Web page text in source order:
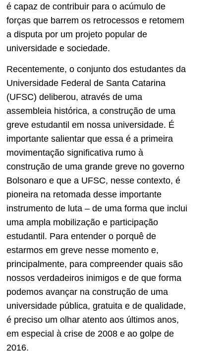
é capaz de contribuir para o acúmulo de
forças que barrem os retrocessos e retomem
a disputa por um projeto popular de
universidade e sociedade.
Recentemente, o conjunto dos estudantes da
Universidade Federal de Santa Catarina
(UFSC) deliberou, através de uma
assembleia histórica, a construção de uma
greve estudantil em nossa universidade. É
importante salientar que essa é a primeira
movimentação significativa rumo à
construção de uma grande greve no governo
Bolsonaro e que a UFSC, nesse contexto, é
pioneira na retomada desse importante
instrumento de luta – de uma forma que inclui
uma ampla mobilização e participação
estudantil. Para entender o porquê de
estarmos em greve nesse momento e,
principalmente, para compreender quais são
nossos verdadeiros inimigos e de que forma
podemos avançar na construção de uma
universidade pública, gratuita e de qualidade,
é preciso um olhar atento aos últimos anos,
em especial à crise de 2008 e ao golpe de
2016.